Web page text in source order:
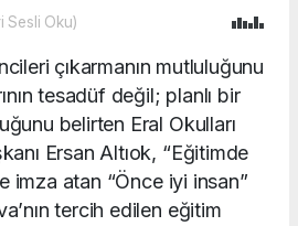
Sesli Oku)
çıkarmanın mutluluğunu
tesadüf değil; planlı bir
belirten Eral Okulları
Ersan Altıok, “Eğitimde
imza atan “Önce iyi insan”
tercih edilen eğitim